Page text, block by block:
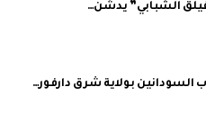
الشبابي” يدشّن…
السودانين بولاية شرق دارفور…